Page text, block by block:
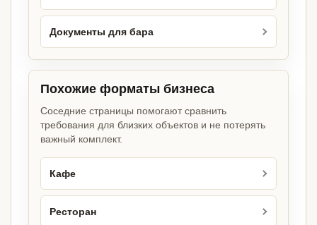
Документы для бара
Похожие форматы бизнеса
Соседние страницы помогают сравнить
требования для близких объектов и не потерять
важный комплект.
Кафе
Ресторан